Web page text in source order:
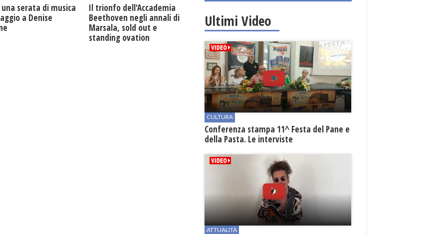
una serata di musica
a Denise
Il trionfo dell'Accademia
Beethoven negli annali di
Marsala, sold out e
standing ovation
Ultimi Video
CULTURA
Conferenza stampa 11^ Festa del Pane e
della Pasta. Le interviste
ATTUALITÀ